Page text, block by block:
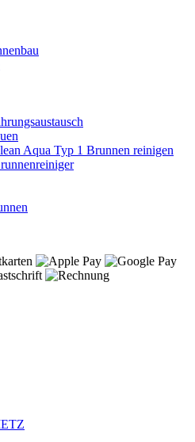
Aqua Typ 1 Brunnen reinigen